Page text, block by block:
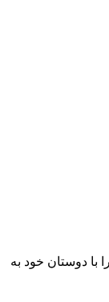
با دوستان خود به